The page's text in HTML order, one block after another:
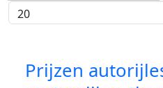
Display #
Prijzen